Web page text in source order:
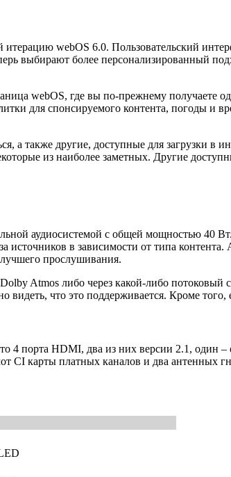
итерацию webOS 6.0. Пользовательский
выбирают более персонализированный
webOS, где вы по-прежнему получаете
для спонсируемого контента, погоды и
а также другие, доступные для загрузки в
из наиболее заметных. Другие
аудиосистемой с общей мощностью 40
источников в зависимости от типа
прослушивания.
Atmos либо через какой-либо
видеть, что это поддерживается. Кроме того,
порта HDMI, два из них версии 2.1, один
CI карты платных каналов и два антенных